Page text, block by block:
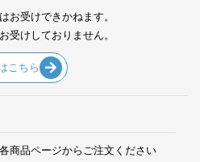
お受けできかねます。
受けしておりません。
こちら
商品ページからご注文ください